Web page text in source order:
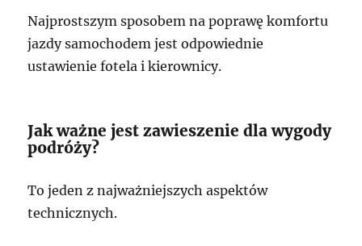
Najprostszym sposobem na poprawę komfortu
jazdy samochodem jest odpowiednie
ustawienie fotela i kierownicy.
Jak ważne jest zawieszenie dla wygody
podróży?
To jeden z najważniejszych aspektów
technicznych.